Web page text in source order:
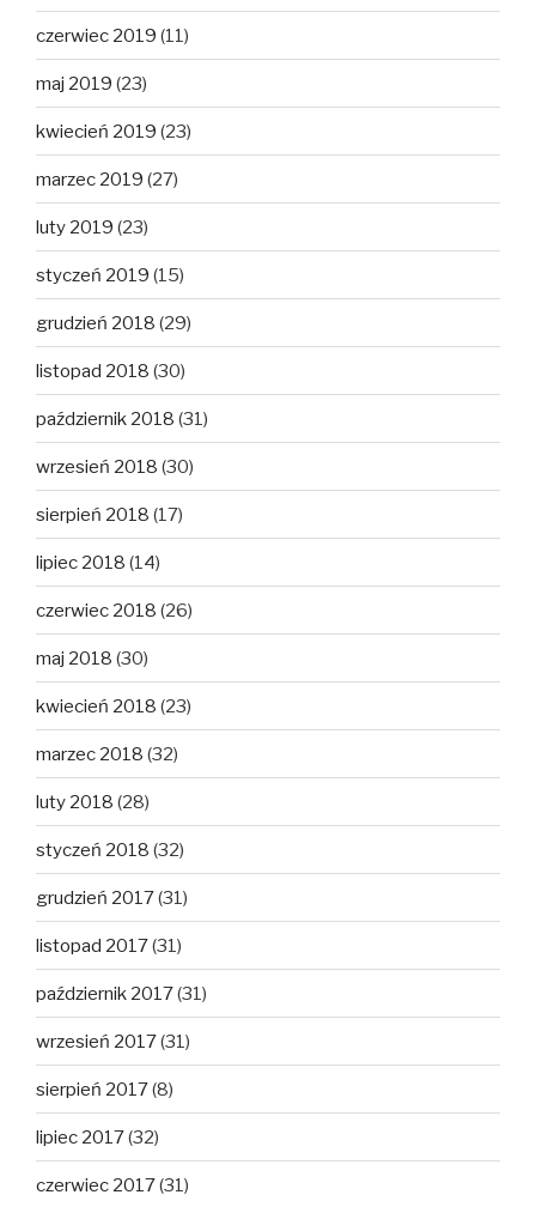
czerwiec 2019 (11)
maj 2019 (23)
kwiecień 2019 (23)
marzec 2019 (27)
luty 2019 (23)
styczeń 2019 (15)
grudzień 2018 (29)
listopad 2018 (30)
październik 2018 (31)
wrzesień 2018 (30)
sierpień 2018 (17)
lipiec 2018 (14)
czerwiec 2018 (26)
maj 2018 (30)
kwiecień 2018 (23)
marzec 2018 (32)
luty 2018 (28)
styczeń 2018 (32)
grudzień 2017(31)
listopad 2017(31)
październik 2017(31)
wrzesień 2017(31)
sierpień 2017(8)
lipiec 2017(32)
czerwiec 2017(31)